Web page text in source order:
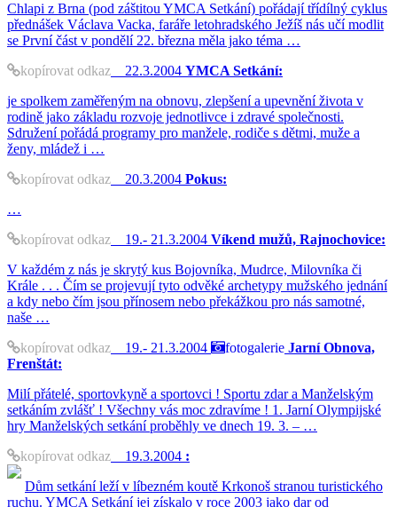
Chlapi z Brna (pod záštitou YMCA Setkání) pořádají třídílný cyklus
přednášek Václava Vacka, faráře letohradského Ježíš nás učí modlit
se První část v pondělí 22. března měla jako téma …
kopírovat odkaz 22.3.2004 YMCA Setkání:
je spolkem zaměřeným na obnovu, zlepšení a upevnění života v
rodině jako základu rozvoje jednotlivce i zdravé společnosti.
Sdružení pořádá programy pro manžele, rodiče s dětmi, muže a
ženy, mládež i …
kopírovat odkaz 20.3.2004 Pokus:
…
kopírovat odkaz 19.- 21.3.2004 Víkend mužů, Rajnochovice:
V každém z nás je skrytý kus Bojovníka, Mudrce, Milovníka či
Krále . . . Čím se projevují tyto odvěké archetypy mužského jednání
a kdy nebo čím jsou přínosem nebo překážkou pro nás samotné,
naše …
kopírovat odkaz 19.- 21.3.2004 fotogalerie Jarní Obnova,
Frenštát:
Milí přátelé, sportovkyně a sportovci ! Sportu zdar a Manželským
setkáním zvlášť ! Všechny vás moc zdravíme ! 1. Jarní Olympijské
hry Manželských setkání proběhly ve dnech 19. 3. – …
kopírovat odkaz 19.3.2004 :
Dům setkání leží v líbezném koutě Krkonoš stranou turistického
ruchu. YMCA Setkání jej získalo v roce 2003 jako dar od